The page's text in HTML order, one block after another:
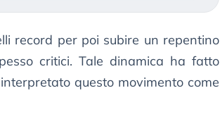
record per poi subire un repentino
critici. Tale dinamica ha fatto
questo movimento come